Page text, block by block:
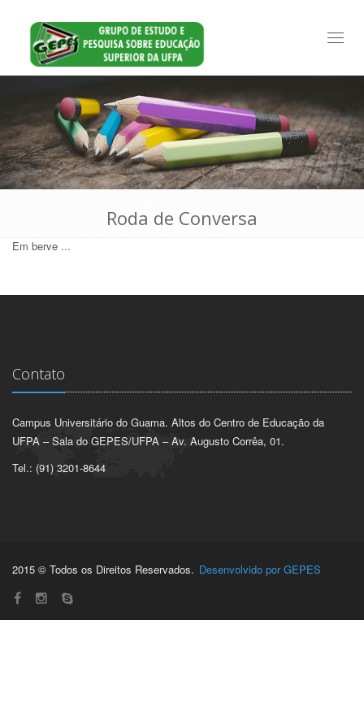
Roda de Conversa
Em berve ...
Contato
Campus Universitário do Guama. Altos do Centro de Educação da
UFPA – Sala do GEPES/UFPA – Av. Augusto Corrêa, 01.
Tel.: (91) 3201-8644
2015 © Todos os Direitos Reservados. Desenvolvido por GEPES